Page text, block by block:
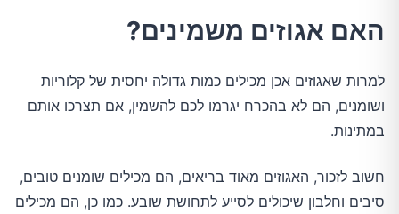
האם אגוזים משמינים?
למרות שאגוזים אכן מכילים כמות גדולה יחסית של קלוריות
ושומנים, הם לא בהכרח יגרמו לכם להשמין, אם תצרכו אותם
במתינות.
חשוב לזכור, האגוזים מאוד בריאים, הם מכילים שומנים טובים,
סיבים וחלבון שיכולים לסייע לתחושת שובע. כמו כן, הם מכילים